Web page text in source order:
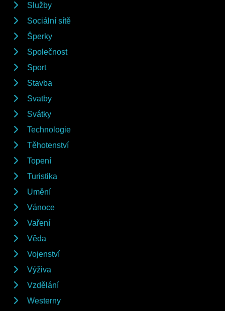
Služby
Sociální sítě
Šperky
Společnost
Sport
Stavba
Svatby
Svátky
Technologie
Těhotenství
Topení
Turistika
Umění
Vánoce
Vaření
Věda
Vojenství
Výživa
Vzdělání
Westerny